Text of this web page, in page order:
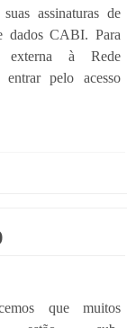
assinaturas de
dados CABI. Para
externa à Rede
entrar pelo acesso
que muitos